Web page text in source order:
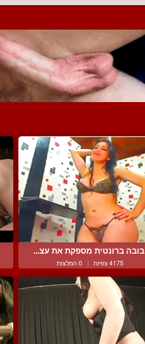
בובה ברונטית מספקת את עצ...
4175 צפיות | 0 המלצות